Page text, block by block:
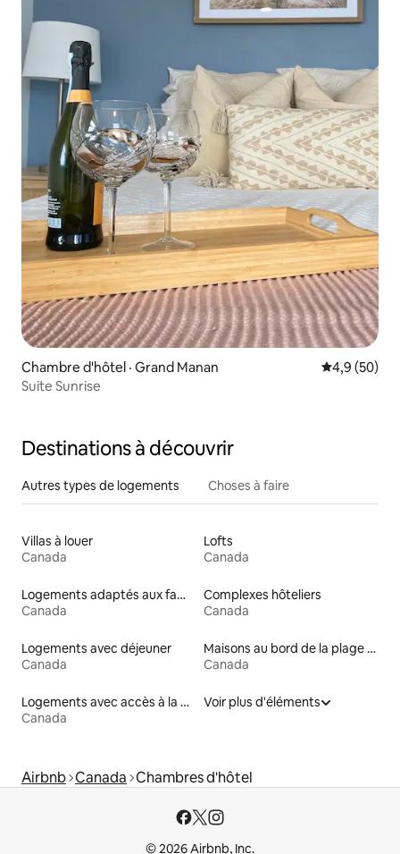
Chambre d'hôtel · Grand Manan Note
4,9 (50)
Suite Sunrise
Destinations à découvrir
Autres types de logements Choses à faire
Villas à louer
Canada
Lofts
Canada
Logements adaptés aux familles à louer
Canada
Complexes hôteliers
Canada
Logements avec déjeuner
Canada
Maisons au bord de la plage à louer
Canada
Logements avec accès à la plage
Canada
Voir plus d'éléments
Airbnb Canada Chambres d'hôtel
© 2026 Airbnb, Inc.